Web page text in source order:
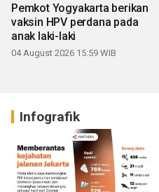
Pemkot Yogyakarta berikan
vaksin HPV perdana pada
anak laki-laki
04 August 2026 15:59 WIB
Infografik